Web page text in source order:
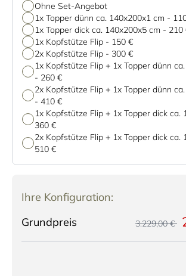
Ohne Set-Angebot
1x Topper dünn ca. 140x200x1 cm -
1x Topper dick ca. 140x200x5 cm - 210
1x Kopfstütze Flip - 150 €
2x Kopfstütze Flip - 300 €
1x Kopfstütze Flip + 1x Topper dünn
- 260 €
2x Kopfstütze Flip + 1x Topper dünn
- 410 €
1x Kopfstütze Flip + 1x Topper dick ca.
360 €
2x Kopfstütze Flip + 1x Topper dick ca.
510 €
Ihre Konfiguration:
Grundpreis
3.229,00 €